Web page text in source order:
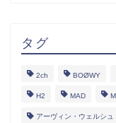
タグ
2ch BOØWY
H2 MAD
アーヴィン・ウェルシュ